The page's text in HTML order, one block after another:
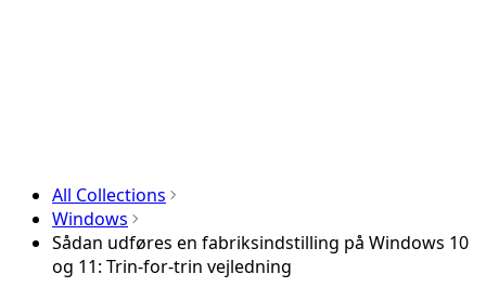
All Collections
Windows
Sådan udføres en fabriksindstilling på Windows 10
og 11: Trin-for-trin vejledning